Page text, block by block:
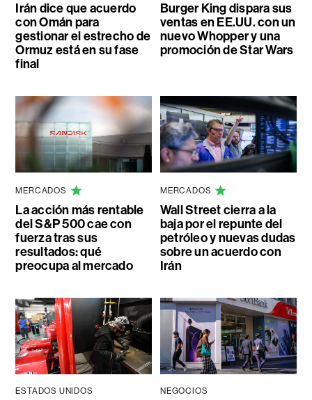
Irán dice que acuerdo
con Omán para
gestionar el estrecho de
Ormuz está en su fase
final
Burger King dispara sus
ventas en EE.UU. con un
nuevo Whopper y una
promoción de Star Wars
MERCADOS
La acción más rentable
del S&P 500 cae con
fuerza tras sus
resultados: qué
preocupa al mercado
MERCADOS
Wall Street cierra a la
baja por el repunte del
petróleo y nuevas dudas
sobre un acuerdo con
Irán
ESTADOS UNIDOS NEGOCIOS